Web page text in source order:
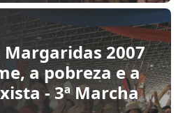
2007
a pobreza e a
- 3ª Marcha